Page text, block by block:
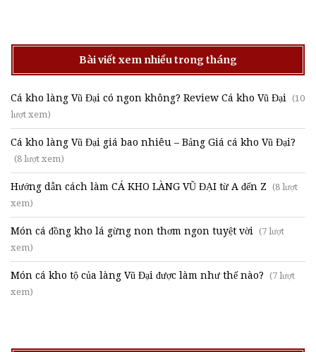
Bài viết xem nhiều trong tháng
Cá kho làng Vũ Đại có ngon không? Review Cá kho Vũ Đại (10
lượt xem)
Cá kho làng Vũ Đại giá bao nhiêu – Bảng Giá cá kho Vũ Đại?
(8 lượt xem)
Hướng dẫn cách làm CÁ KHO LÀNG VŨ ĐẠI từ A đến Z (8 lượt
xem)
Món cá đồng kho lá gừng non thơm ngon tuyệt vời (7 lượt
xem)
Món cá kho tộ của làng Vũ Đại được làm như thế nào? (7 lượt
xem)